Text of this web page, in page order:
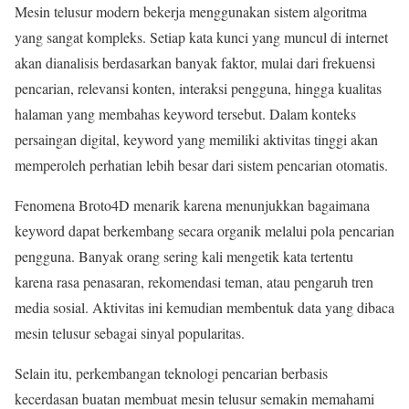
Mesin telusur modern bekerja menggunakan sistem algoritma
yang sangat kompleks. Setiap kata kunci yang muncul di internet
akan dianalisis berdasarkan banyak faktor, mulai dari frekuensi
pencarian, relevansi konten, interaksi pengguna, hingga kualitas
halaman yang membahas keyword tersebut. Dalam konteks
persaingan digital, keyword yang memiliki aktivitas tinggi akan
memperoleh perhatian lebih besar dari sistem pencarian otomatis.
Fenomena Broto4D menarik karena menunjukkan bagaimana
keyword dapat berkembang secara organik melalui pola pencarian
pengguna. Banyak orang sering kali mengetik kata tertentu
karena rasa penasaran, rekomendasi teman, atau pengaruh tren
media sosial. Aktivitas ini kemudian membentuk data yang dibaca
mesin telusur sebagai sinyal popularitas.
Selain itu, perkembangan teknologi pencarian berbasis
kecerdasan buatan membuat mesin telusur semakin memahami